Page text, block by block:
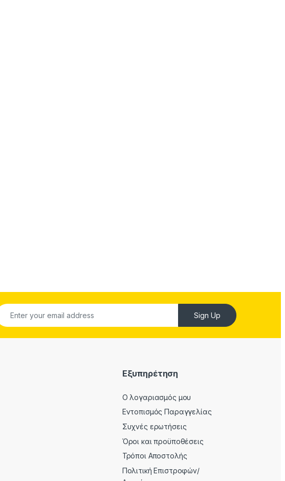
Sign Up
Εξυπηρέτηση
Ο λογαριασμός μου
Εντοπισμός Παραγγελίας
Συχνές ερωτήσεις
Όροι και προϋποθέσεις
Τρόποι Αποστολής
Πολιτική Επιστροφών/